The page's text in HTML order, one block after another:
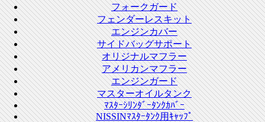
フォークガード
フェンダーレスキット
エンジンカバー
サイドバッグサポート
オリジナルマフラー
アメリカンマフラー
エンジンガード
マスターオイルタンク
ﾏｽﾀｰｼﾘﾝﾀﾞｰﾀﾝｸｶﾊﾞｰ
NISSINﾏｽﾀｰﾀﾝｸ用ｷｬｯﾌﾟ